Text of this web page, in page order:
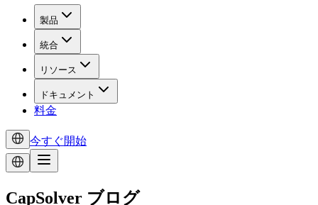
製品
統合
リソース
ドキュメント
料金
今すぐ開始
CapSolver ブログ